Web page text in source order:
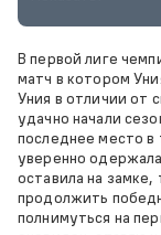
В первой лиге
матч в котором
Уния в отличии от
удачно начали
последнее место в
уверенно
оставила на
продолжить
полнимуться на